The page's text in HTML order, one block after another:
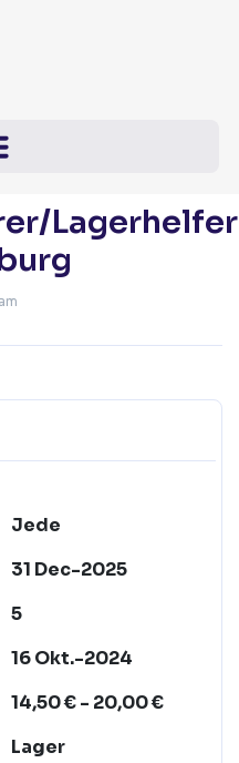
Lagerhelfer
Jede
31 Dec-2025
5
16 Okt.-2024
14,50 € - 20,00 €
Lager